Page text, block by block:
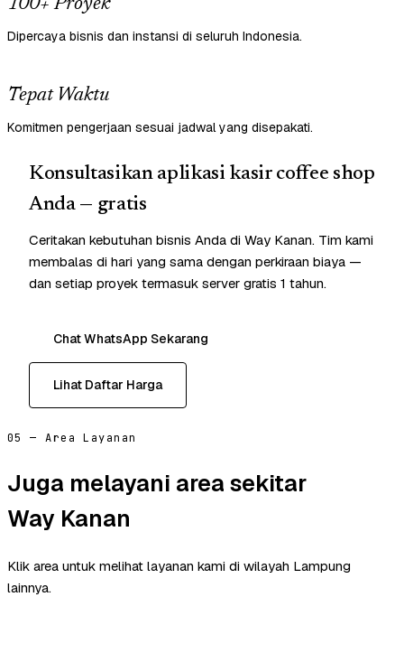
100+ Proyek
Dipercaya bisnis dan instansi di seluruh Indonesia.
Tepat Waktu
Komitmen pengerjaan sesuai jadwal yang disepakati.
Konsultasikan aplikasi kasir coffee shop
Anda — gratis
Ceritakan kebutuhan bisnis Anda di Way Kanan. Tim kami
membalas di hari yang sama dengan perkiraan biaya —
dan setiap proyek termasuk server gratis 1 tahun.
Chat WhatsApp Sekarang
Lihat Daftar Harga
05 — Area Layanan
Juga melayani area sekitar
Way Kanan
Klik area untuk melihat layanan kami di wilayah Lampung
lainnya.